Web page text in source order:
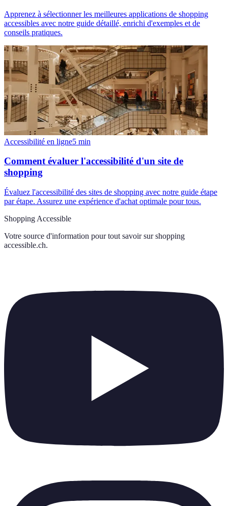
Apprenez à sélectionner les meilleures applications de shopping
accessibles avec notre guide détaillé, enrichi d'exemples et de
conseils pratiques.
Accessibilité en ligne5 min
Comment évaluer l'accessibilité d'un site de
shopping
Évaluez l'accessibilité des sites de shopping avec notre guide étape
par étape. Assurez une expérience d'achat optimale pour tous.
Shopping Accessible
Votre source d'information pour tout savoir sur shopping
accessible.ch.